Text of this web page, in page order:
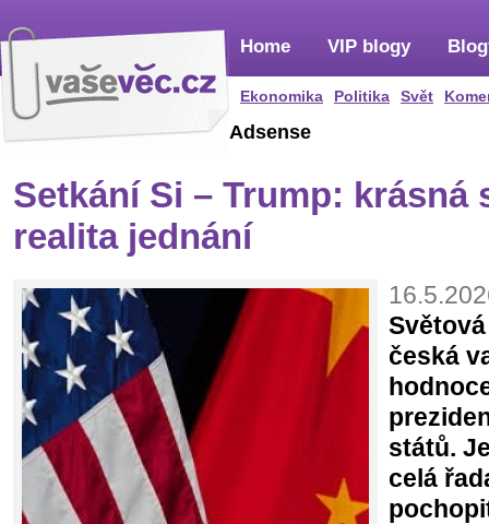
Home
Ekonomika Politika Svět
VIP blogy
Adsense
Setkání Si – Trump: krásná
realita jednání
česká
států.
celá